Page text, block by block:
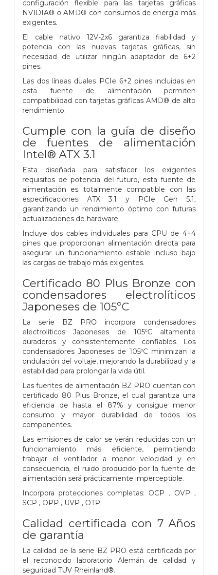
configuración flexible para las tarjetas gráficas
NVIDIA® o AMD® con consumos de energía más
exigentes.
El cable nativo 12V-2x6 garantiza fiabilidad y
potencia con las nuevas tarjetas gráficas, sin
necesidad de utilizar ningún adaptador de 6+2
pines.
Las dos líneas duales PCIe 6+2 pines incluidas en
esta fuente de alimentación permiten
compatibilidad con tarjetas gráficas AMD® de alto
rendimiento.
Cumple con la guía de diseño
de fuentes de alimentación
Intel® ATX 3.1
Esta diseñada para satisfacer los exigentes
requisitos de potencia del futuro, esta fuente de
alimentación es totalmente compatible con las
especificaciones ATX 3.1 y PCIe Gen 5.1,
garantizando un rendimiento óptimo con futuras
actualizaciones de hardware.
Incluye dos cables individuales para CPU de 4+4
pines que proporcionan alimentación directa para
asegurar un funcionamiento estable incluso bajo
las cargas de trabajo más exigentes.
Certificado 80 Plus Bronze con
condensadores electrolíticos
Japoneses de 105ºC
La serie BZ PRO incorpora condensadores
electrolíticos Japoneses de 105ºC altamente
duraderos y consistentemente confiables. Los
condensadores Japoneses de 105ºC minimizan la
ondulación del voltaje, mejorando la durabilidad y la
estabilidad para prolongar la vida útil.
Las fuentes de alimentación BZ PRO cuentan con
certificado 80 Plus Bronze, el cual garantiza una
eficiencia de hasta el 87% y consigue menor
consumo y mayor durabilidad de todos los
componentes.
Las emisiones de calor se verán reducidas con un
funcionamiento más eficiente, permitiendo
trabajar el ventilador a menor velocidad y en
consecuencia, el ruido producido por la fuente de
alimentación será prácticamente imperceptible.
Incorpora protecciones completas: OCP , OVP ,
SCP , OPP , UVP , OTP.
Calidad certificada con 7 Años
de garantía
La calidad de la serie BZ PRO está certificada por
el reconocido laboratorio Alemán de calidad y
seguridad TÜV Rheinland®.